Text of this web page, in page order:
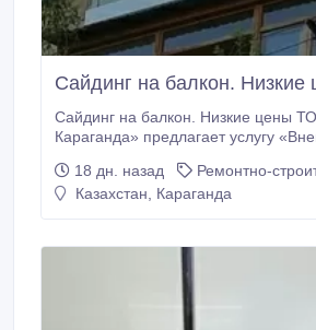
Сайдинг на балкон. Низкие
Сайдинг на балкон. Низкие цены
Караганда» предлагает услугу
несколько вариантов сайдинга:
акриловый под бревно, под кирпич. В нашем офисе
18 дн. назад
Ремонтно-
Казахстан, Караганда